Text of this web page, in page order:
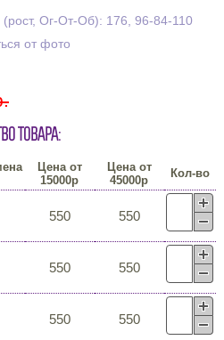
Ог-От-Об): 176, 96-84-110
от фото
товара:
Цена от
15000р
Цена от
45000р
Кол-во
550 550
550 550
550 550